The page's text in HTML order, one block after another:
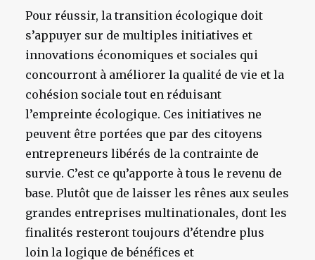
Pour réussir, la transition écologique doit
s’appuyer sur de multiples initiatives et
innovations économiques et sociales qui
concourront à améliorer la qualité de vie et la
cohésion sociale tout en réduisant
l’empreinte écologique. Ces initiatives ne
peuvent être portées que par des citoyens
entrepreneurs libérés de la contrainte de
survie. C’est ce qu’apporte à tous le revenu de
base. Plutôt que de laisser les rênes aux seules
grandes entreprises multinationales, dont les
finalités resteront toujours d’étendre plus
loin la logique de bénéfices et